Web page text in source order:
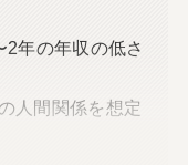
年の年収の低さ
人間関係を想定